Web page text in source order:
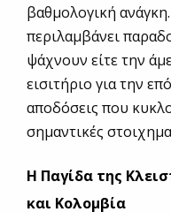
βαθμολογική
περιλαμβάνει
ψάχνουν είτε την
εισιτήριο για την
αποδόσεις που
σημαντικές
Η Παγίδα της
και Κολομβία